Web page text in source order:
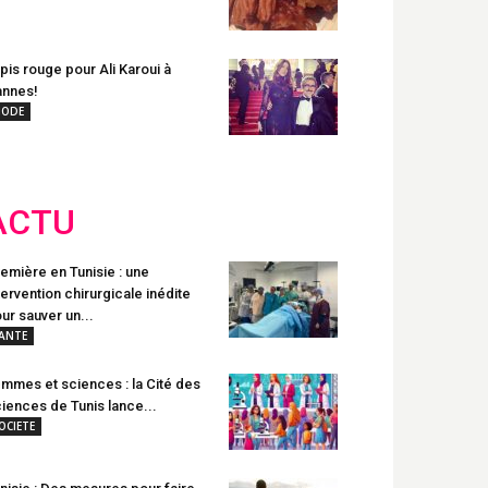
rouge pour Ali Karoui à
en Tunisie : une
chirurgicale inédite
sauver un...
et sciences : la Cité des
de Tunis lance...